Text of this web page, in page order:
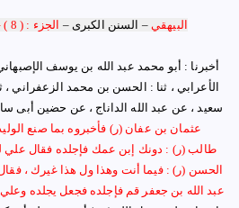
البيهقي – السنن الكبرى – الجزء : ( 8 )
أخبرنا : أبو محمد عبد الله بن يوسف
الأعرابي ، ثنا : الحسن بن محمد الزعفراني
سعيد ، عن عبد الله الداناج ، عن حضين أبى
عثمان بن عفان(ر) فأخبروه بما صنع
طالب (ر) : دونك إبن عمك فإجلده فقال
الحسن (ر): فيما أنت وهذا ول هذا غيرك ،
عبد الله بن جعفر قم فإجلده فجعل يجلده وعلي